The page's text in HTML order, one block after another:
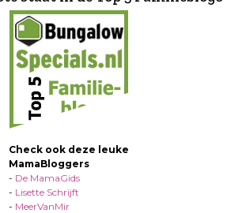
Check ook deze leuke
MamaBloggers
- De MamaGids
- Lisette Schrijft
- MeerVanMir